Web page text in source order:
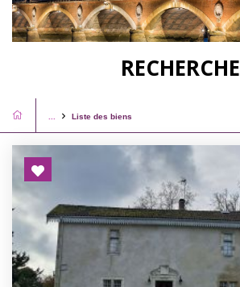
RECHERCHE
... Liste des biens